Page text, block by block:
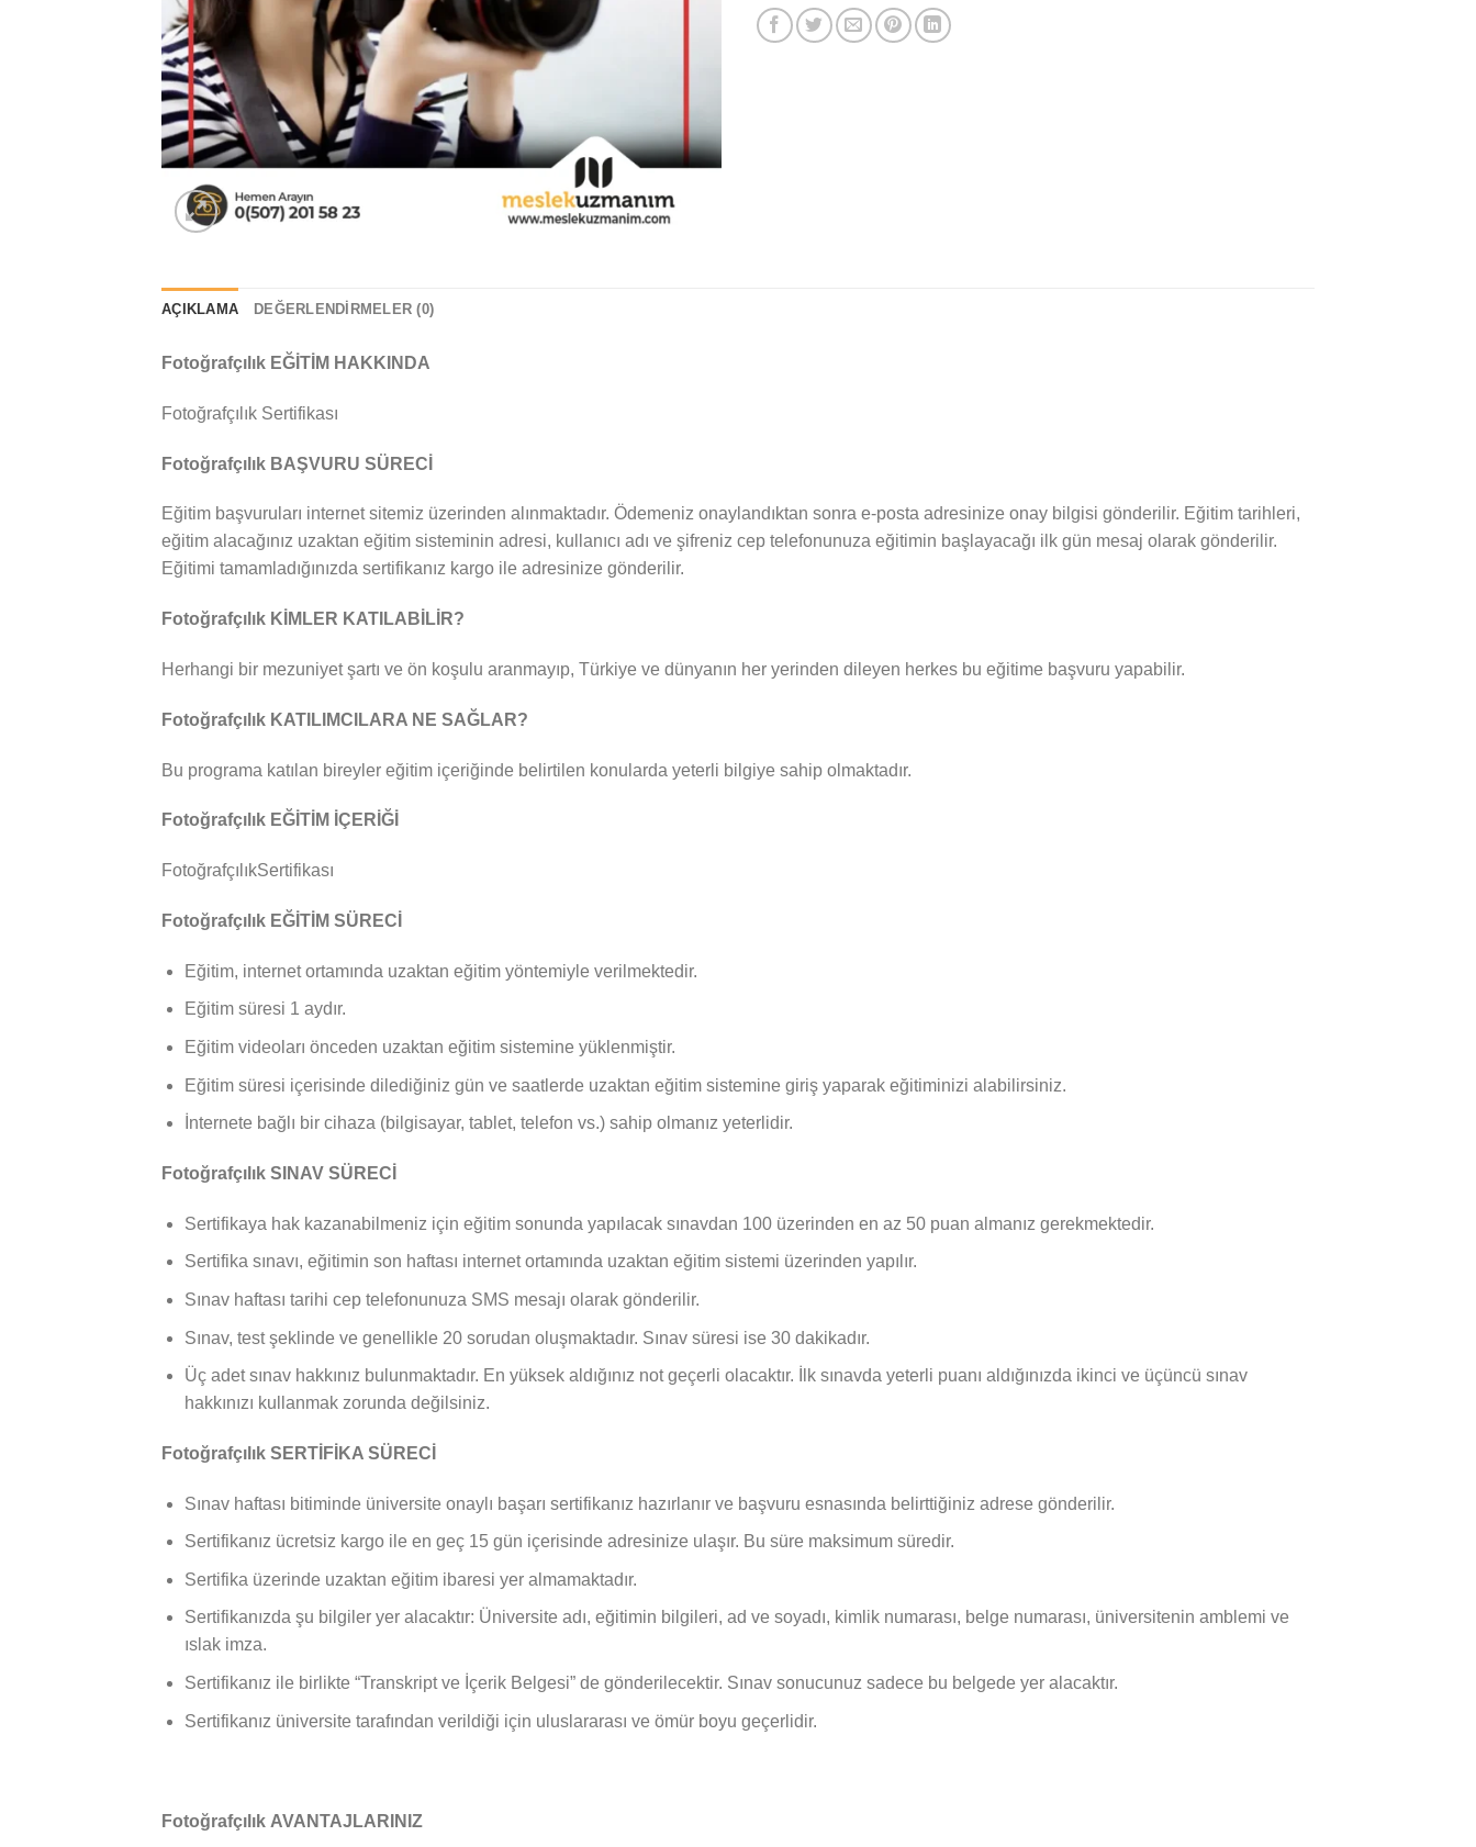
AÇIKLAMA DEĞERLENDIRMELER (0)
Fotoğrafçılık EĞİTİM HAKKINDA
Fotoğrafçılık Sertifikası
Fotoğrafçılık BAŞVURU SÜRECİ
Eğitim başvuruları internet sitemiz üzerinden alınmaktadır. Ödemeniz onaylandıktan sonra e-posta adresinize onay bilgisi gönderilir. Eğitim tarihleri,
eğitim alacağınız uzaktan eğitim sisteminin adresi, kullanıcı adı ve şifreniz cep telefonunuza eğitimin başlayacağı ilk gün mesaj olarak gönderilir.
Eğitimi tamamladığınızda sertifikanız kargo ile adresinize gönderilir.
Fotoğrafçılık KİMLER KATILABİLİR?
Herhangi bir mezuniyet şartı ve ön koşulu aranmayıp, Türkiye ve dünyanın her yerinden dileyen herkes bu eğitime başvuru yapabilir.
Fotoğrafçılık KATILIMCILARA NE SAĞLAR?
Bu programa katılan bireyler eğitim içeriğinde belirtilen konularda yeterli bilgiye sahip olmaktadır.
Fotoğrafçılık EĞİTİM İÇERİĞİ
FotoğrafçılıkSertifikası
Fotoğrafçılık EĞİTİM SÜRECİ
Eğitim, internet ortamında uzaktan eğitim yöntemiyle verilmektedir.
Eğitim süresi 1 aydır.
Eğitim videoları önceden uzaktan eğitim sistemine yüklenmiştir.
Eğitim süresi içerisinde dilediğiniz gün ve saatlerde uzaktan eğitim sistemine giriş yaparak eğitiminizi alabilirsiniz.
İnternete bağlı bir cihaza (bilgisayar, tablet, telefon vs.) sahip olmanız yeterlidir.
Fotoğrafçılık SINAV SÜRECİ
Sertifikaya hak kazanabilmeniz için eğitim sonunda yapılacak sınavdan 100 üzerinden en az 50 puan almanız gerekmektedir.
Sertifika sınavı, eğitimin son haftası internet ortamında uzaktan eğitim sistemi üzerinden yapılır.
Sınav haftası tarihi cep telefonunuza SMS mesajı olarak gönderilir.
Sınav, test şeklinde ve genellikle 20 sorudan oluşmaktadır. Sınav süresi ise 30 dakikadır.
Üç adet sınav hakkınız bulunmaktadır. En yüksek aldığınız not geçerli olacaktır. İlk sınavda yeterli puanı aldığınızda ikinci ve üçüncü sınav
hakkınızı kullanmak zorunda değilsiniz.
Fotoğrafçılık SERTİFİKA SÜRECİ
Sınav haftası bitiminde üniversite onaylı başarı sertifikanız hazırlanır ve başvuru esnasında belirttiğiniz adrese gönderilir.
Sertifikanız ücretsiz kargo ile en geç 15 gün içerisinde adresinize ulaşır. Bu süre maksimum süredir.
Sertifika üzerinde uzaktan eğitim ibaresi yer almamaktadır.
Sertifikanızda şu bilgiler yer alacaktır: Üniversite adı, eğitimin bilgileri, ad ve soyadı, kimlik numarası, belge numarası, üniversitenin amblemi ve
ıslak imza.
Sertifikanız ile birlikte “Transkript ve İçerik Belgesi” de gönderilecektir. Sınav sonucunuz sadece bu belgede yer alacaktır.
Sertifikanız üniversite tarafından verildiği için uluslararası ve ömür boyu geçerlidir.
Fotoğrafçılık AVANTAJLARINIZ